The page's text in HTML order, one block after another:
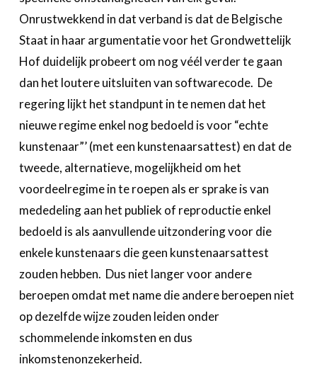
Onrustwekkend in dat verband is dat de Belgische
Staat in haar argumentatie voor het Grondwettelijk
Hof duidelijk probeert om nog véél verder te gaan
dan het loutere uitsluiten van softwarecode. De
regering lijkt het standpunt in te nemen dat het
nieuwe regime enkel nog bedoeld is voor “echte
kunstenaar”’ (met een kunstenaarsattest) en dat de
tweede, alternatieve, mogelijkheid om het
voordeelregime in te roepen als er sprake is van
mededeling aan het publiek of reproductie enkel
bedoeld is als aanvullende uitzondering voor die
enkele kunstenaars die geen kunstenaarsattest
zouden hebben. Dus niet langer voor andere
beroepen omdat met name die andere beroepen niet
op dezelfde wijze zouden leiden onder
schommelende inkomsten en dus
inkomstenonzekerheid.